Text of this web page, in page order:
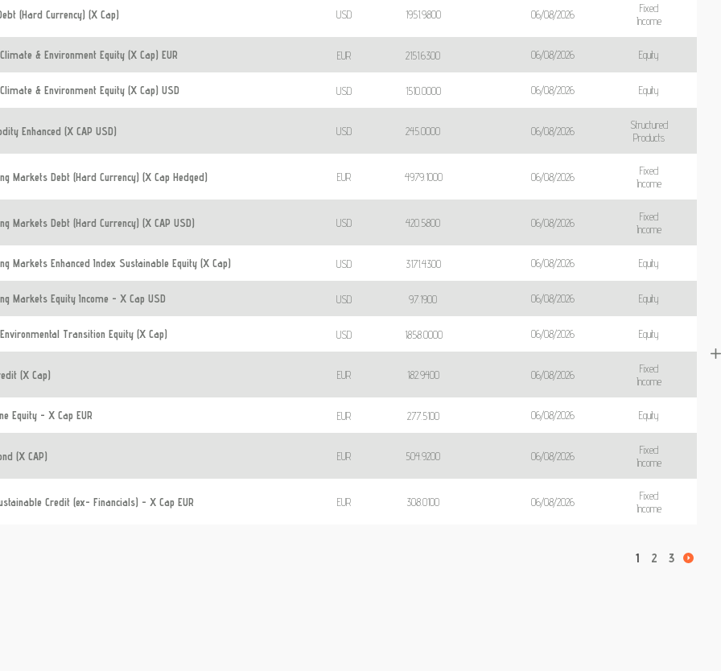
(Hard Currency) (X Cap) USD 1951.9800 06/08/2026
Fixed
Income
& Environment Equity (X Cap) EUR EUR 2151.6300 06/08/2026 Equity
& Environment Equity (X Cap) USD USD 1510.0000 06/08/2026 Equity
Enhanced (X CAP USD) USD 245.0000 06/08/2026
Structured
Products
Markets Debt (Hard Currency) (X Cap Hedged) EUR 4979.1000 06/08/2026
Fixed
Income
Markets Debt (Hard Currency) (X CAP USD) USD 420.5800 06/08/2026
Fixed
Income
Markets Enhanced Index Sustainable Equity (X Cap) USD 3171.4300 06/08/2026 Equity
Markets Equity Income - X Cap USD USD 97.1900 06/08/2026 Equity
Transition Equity (X Cap) USD 1858.0000 06/08/2026 Equity
(X Cap) EUR 182.9400 06/08/2026
Fixed
Income
Equity - X Cap EUR EUR 277.5100 06/08/2026 Equity
(X CAP) EUR 504.9200 06/08/2026
Fixed
Income
Credit (ex- Financials) - X Cap EUR EUR 308.0100 06/08/2026
Fixed
Income
1 2 3